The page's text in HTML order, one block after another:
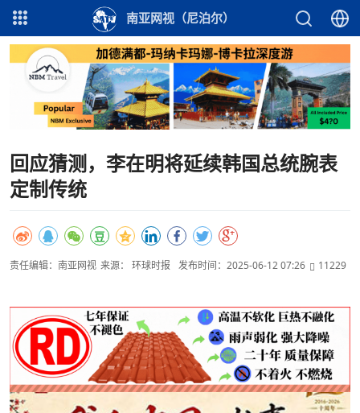
南亚网视（尼泊尔）
回应猜测，李在明将延续韩国总统腕表
定制传统
责任编辑：南亚网视 来源： 环球时报 发布时间：2025-06-12 07:26 11229